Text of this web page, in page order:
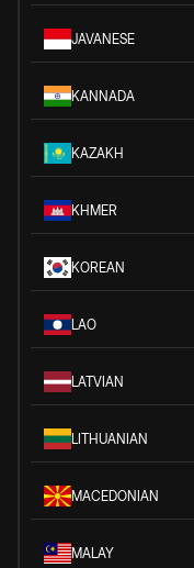
JAVANESE
KANNADA
KAZAKH
KHMER
KOREAN
LAO
LATVIAN
LITHUANIAN
MACEDONIAN
MALAY